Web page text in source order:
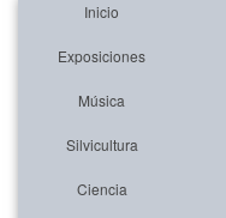
Inicio
Exposiciones
Música
Silvicultura
Ciencia